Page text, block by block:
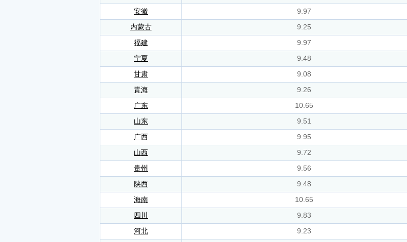
安徽
9.97
内蒙古
9.25
福建
9.97
宁夏
9.48
甘肃
9.08
青海
9.26
广东
10.65
山东
9.51
广西
9.95
山西
9.72
贵州
9.56
陕西
9.48
海南
10.65
四川
9.83
河北
9.23